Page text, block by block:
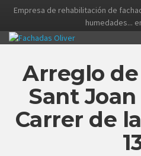
Empresa de rehabilitación de
humedades...
Arreglo
Sant
Carrer de